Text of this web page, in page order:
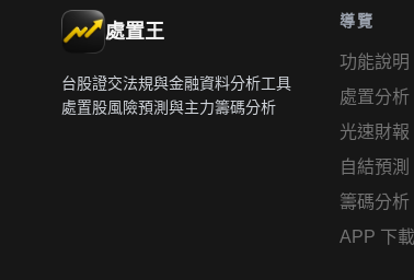
處置王
台股證交法規與金融資料分析工具
處置股風險預測與主力籌碼分析
導覽
功能說明
處置分析
光速財報
自結預測
籌碼分析
APP 下載